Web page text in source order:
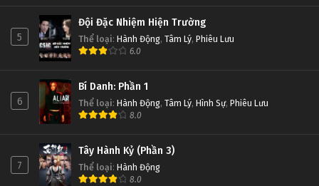
5
Đội Đặc Nhiệm Hiện Trường
Thể loại: Hành Động, Tâm Lý, Phiêu Lưu
6.0
6
Bí Danh: Phần 1
Thể loại: Hành Động, Tâm Lý, Hình Sự, Phiêu Lưu
8.0
7
Tây Hành Kỷ (Phần 3)
Thể loại: Hành Động
8.0